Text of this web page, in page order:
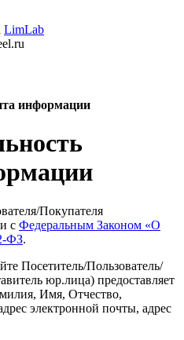
LimLab
информации
Покупателя
с Федеральным Законом «О
ФЗ.
Посетитель/Пользователь/
юр.лица) предоставляет
Имя, Отчество,
электронной почты, адрес